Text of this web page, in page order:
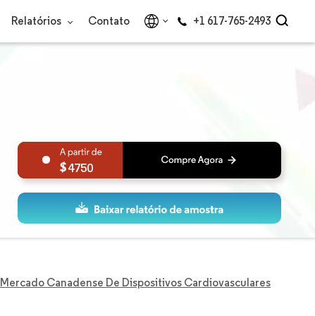
Relatórios Contato +1 617-765-2493
4750
Mercado Canadense De Dispositivos Cardiovasculares